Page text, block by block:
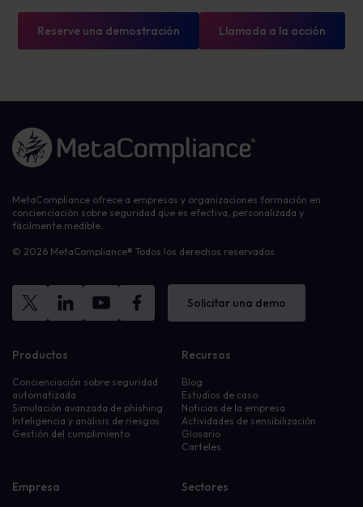
Reserve una demostración Llamada a la acción
Enlace a la página de inicio
MetaCompliance ofrece a empresas y organizaciones formación en
concienciación sobre seguridad que es efectiva, personalizada y
fácilmente medible.
© 2026 MetaCompliance® Todos los derechos reservados.
Solicitar una demo
Productos
Concienciación sobre seguridad
automatizada
Simulación avanzada de phishing
Inteligencia y análisis de riesgos
Gestión del cumplimiento
Recursos
Blog
Estudios de caso
Noticias de la empresa
Actividades de sensibilización
Glosario
Carteles
Empresa Sectores